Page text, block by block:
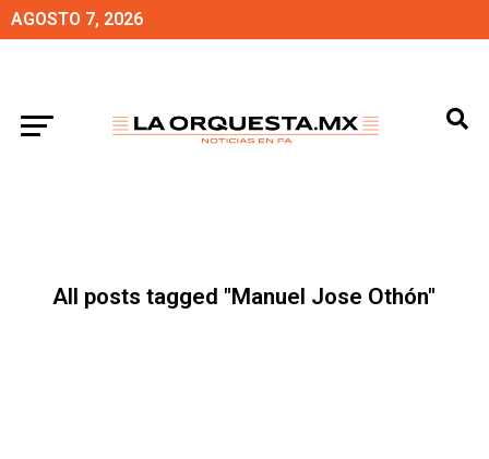
AGOSTO 7, 2026
All posts tagged "Manuel Jose Othón"